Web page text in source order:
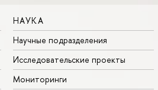
НАУКА
Научные подразделения
Исследовательские проекты
Мониторинги